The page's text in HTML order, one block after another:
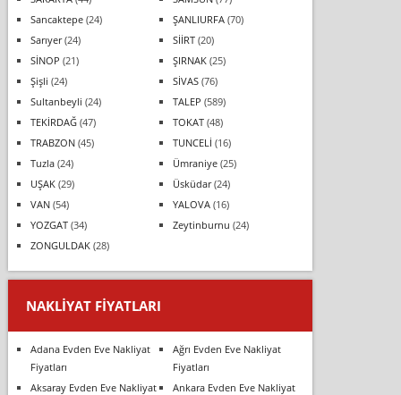
Sancaktepe(24) ŞANLIURFA(70)
Sarıyer(24) SİİRT(20)
SİNOP (21) ŞIRNAK(25)
Şişli (24) SİVAS(76)
Sultanbeyli (24) TALEP (589)
TEKİRDAĞ(47) TOKAT(48)
TRABZON(45) TUNCELİ (16)
Tuzla(24) Ümraniye(25)
UŞAK(29) Üsküdar(24)
VAN(54) YALOVA(16)
YOZGAT(34) Zeytinburnu (24)
ZONGULDAK(28)
NAKLIYAT FIYATLARI
Adana Evden Eve Nakliyat
Fiyatları
Ağrı Evden Eve Nakliyat
Fiyatları
Aksaray Evden Eve Nakliyat
Ankara Evden Eve Nakliyat